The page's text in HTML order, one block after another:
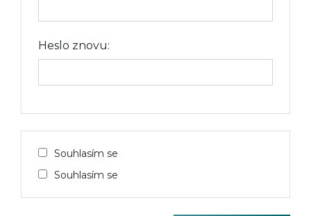
Heslo znovu:
Souhlasím se
Souhlasím se